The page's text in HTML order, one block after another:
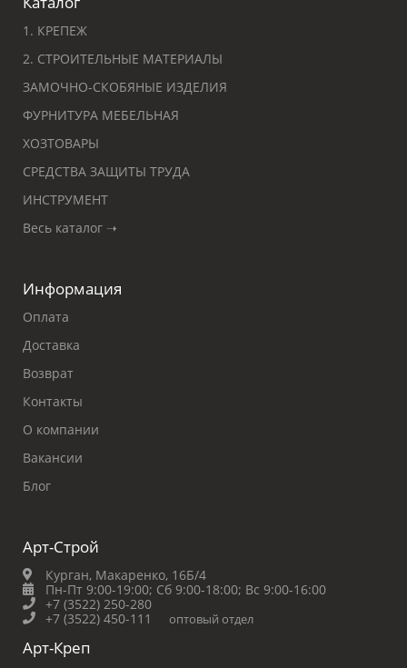
1. КРЕПЕЖ
2. СТРОИТЕЛЬНЫЕ МАТЕРИАЛЫ
ЗАМОЧНО-СКОБЯНЫЕ ИЗДЕЛИЯ
ФУРНИТУРА МЕБЕЛЬНАЯ
ХОЗТОВАРЫ
СРЕДСТВА ЗАЩИТЫ ТРУДА
ИНСТРУМЕНТ
Весь каталог ➝
Информация
Оплата
Доставка
Возврат
Контакты
О компании
Вакансии
Блог
Арт-Строй
Курган, Макаренко, 16Б/4
Пн-Пт 9:00-19:00; Сб 9:00-18:00; Вс 9:00-16:00
+7 (3522) 250-280
+7 (3522) 450-111
оптовый отдел
Арт-Креп